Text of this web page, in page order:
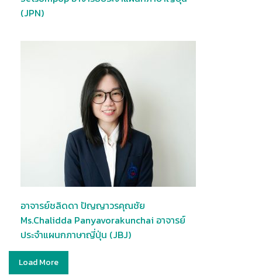
(JPN)
อาจารย์ชลิดดา ปัญญาวรคุณชัย
Ms.Chalidda Panyavorakunchai อาจารย์
ประจำแผนกภาษาญี่ปุ่น (JBJ)